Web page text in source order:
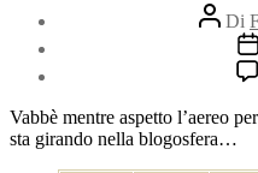
Autore
articolo
Di
Vabbè mentre aspetto l’aereo
sta girando nella blogosfera…